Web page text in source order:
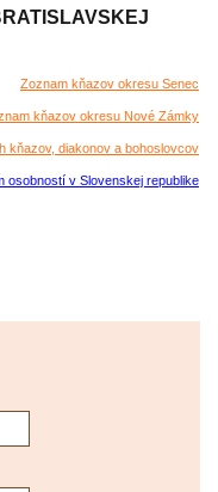
Zoznam kňazov okresu Senec
kňazov okresu Nové Zámky
kňazov, diakonov a bohoslovcov
osobností v Slovenskej republike